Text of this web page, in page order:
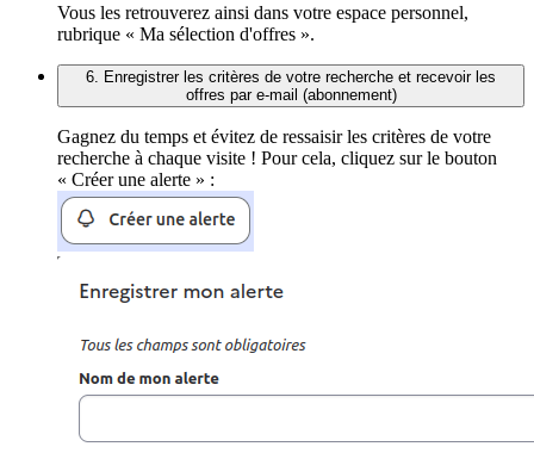
Vous les retrouverez ainsi dans votre espace personnel,
rubrique « Ma sélection d'offres ».
6. Enregistrer les critères de votre recherche et recevoir les
offres par e-mail (abonnement)
Gagnez du temps et évitez de ressaisir les critères de votre
recherche à chaque visite ! Pour cela, cliquez sur le bouton
« Créer une alerte » :